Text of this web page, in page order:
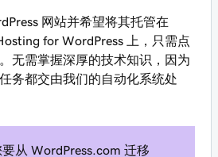
网站并希望将其托管在
for WordPress 上，只需点
无需掌握深厚的技术知识，因为
务都交由我们的自动化系统处
从 WordPress.com 迁移